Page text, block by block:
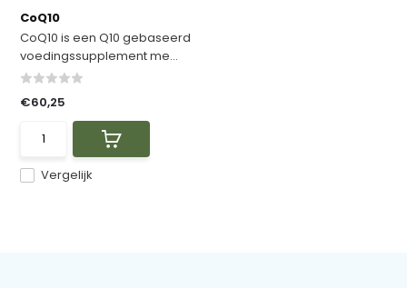
CoQ10
CoQ10 is een Q10 gebaseerd
voedingssupplement me...
Vergelijk
€60,25